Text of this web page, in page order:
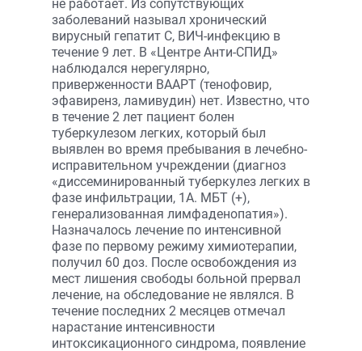
не работает. Из сопутствующих
заболеваний называл хронический
вирусный гепатит С, ВИЧ-инфекцию в
течение 9 лет. В «Центре Анти-СПИД»
наблюдался нерегулярно,
приверженности ВААРТ (тенофовир,
эфавиренз, ламивудин) нет. Известно, что
в течение 2 лет пациент болен
туберкулезом легких, который был
выявлен во время пребывания в лечебно-
исправительном учреждении (диагноз
«диссеминированный туберкулез легких в
фазе инфильтрации, 1А. МБТ (+),
генерализованная лимфаденопатия»).
Назначалось лечение по интенсивной
фазе по первому режиму химиотерапии,
получил 60 доз. После освобождения из
мест лишения свободы больной прервал
лечение, на обследование не являлся. В
течение последних 2 месяцев отмечал
нарастание интенсивности
интоксикационного синдрома, появление